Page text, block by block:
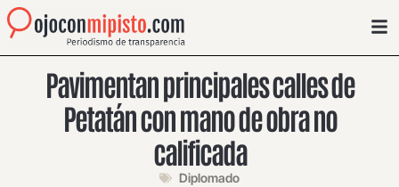
Pavimentan principales calles de
Petatán con mano de obra no
calificada
Diplomado